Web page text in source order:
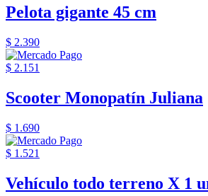
Pelota gigante 45 cm
$ 2.390
$ 2.151
Scooter Monopatín Juliana
$ 1.690
$ 1.521
Vehículo todo terreno X 1